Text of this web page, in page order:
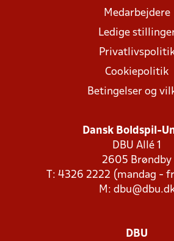
Medarbejdere
Ledige
Cookiepolitik
Betingelser og
Dansk Boldspil-
DBU Allé 1
2605 Brøndby
T: 4326 2222 (mandag -
M:
DBU